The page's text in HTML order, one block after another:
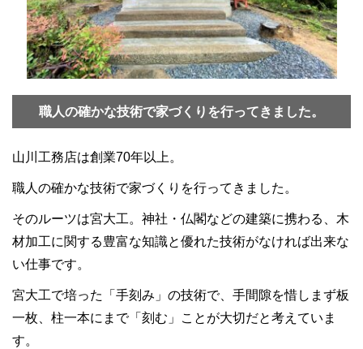
職人の確かな技術で家づくりを行ってきました。
山川工務店は創業70年以上。
職人の確かな技術で家づくりを行ってきました。
そのルーツは宮大工。神社・仏閣などの建築に携わる、木
材加工に関する豊富な知識と優れた技術がなければ出来な
い仕事です。
宮大工で培った「手刻み」の技術で、手間隙を惜しまず板
一枚、柱一本にまで「刻む」ことが大切だと考えていま
す。